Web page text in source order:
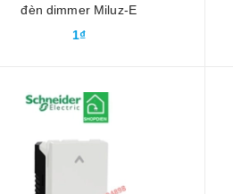
đèn dimmer Miluz-E
1₫